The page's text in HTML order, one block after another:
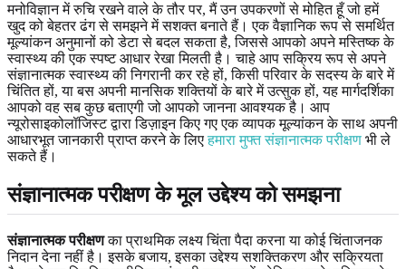
मनोविज्ञान में रुचि रखने वाले के तौर पर, मैं उन उपकरणों से मोहित हूँ जो हमें
खुद को बेहतर ढंग से समझने में सशक्त बनाते हैं। एक वैज्ञानिक रूप से समर्थित
मूल्यांकन अनुमानों को डेटा से बदल सकता है, जिससे आपको अपने मस्तिष्क के
स्वास्थ्य की एक स्पष्ट आधार रेखा मिलती है। चाहे आप सक्रिय रूप से अपने
संज्ञानात्मक स्वास्थ्य की निगरानी कर रहे हों, किसी परिवार के सदस्य के बारे में
चिंतित हों, या बस अपनी मानसिक शक्तियों के बारे में उत्सुक हों, यह मार्गदर्शिका
आपको वह सब कुछ बताएगी जो आपको जानना आवश्यक है। आप
न्यूरोसाइकोलॉजिस्ट द्वारा डिज़ाइन किए गए एक व्यापक मूल्यांकन के साथ अपनी
आधारभूत जानकारी प्राप्त करने के लिएहमारा मुफ्त संज्ञानात्मक परीक्षण भी ले
सकते हैं।
संज्ञानात्मक परीक्षण के मूल उद्देश्य को समझना
संज्ञानात्मक परीक्षणका प्राथमिक लक्ष्य चिंता पैदा करना या कोई चिंताजनक
निदान देना नहीं है। इसके बजाय, इसका उद्देश्य सशक्तिकरण और सक्रियता